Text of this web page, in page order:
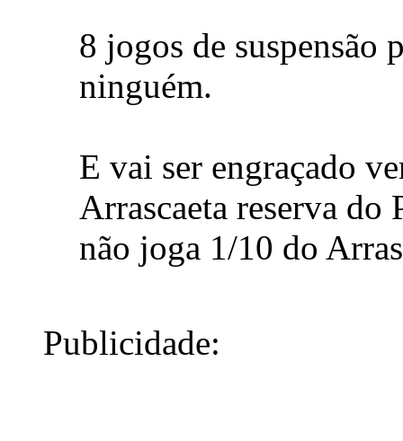
8 jogos de suspensão
ninguém.
E vai ser engraçado
Arrascaeta reserva do
não joga 1/10 do
Publicidade: